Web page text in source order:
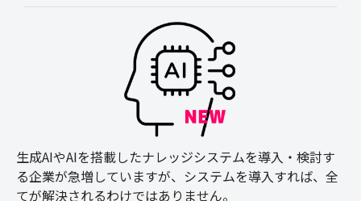
生成AIやAIを搭載したナレッジシステムを導入・検討す
る企業が急増していますが、システムを導入すれば、全
てが解決されるわけではありません。